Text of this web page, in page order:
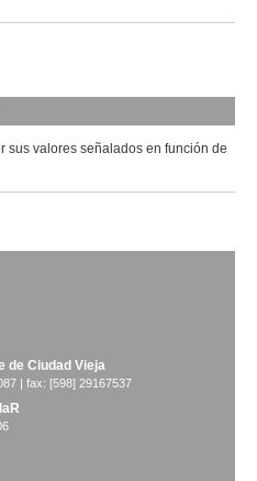
sus valores señalados en función de
de Ciudad Vieja
| fax: [598] 29167537